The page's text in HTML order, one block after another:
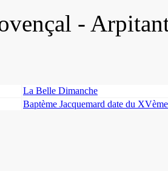
-
La Belle Dimanche
Baptème Jacquemard date du